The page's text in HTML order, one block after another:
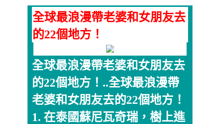
全球最浪漫帶老婆和女朋友去
的22個地方！
全球最浪漫帶老婆和女朋友去
的22個地方！..全球最浪漫帶
老婆和女朋友去的22個地方！
1. 在泰國蘇尼瓦奇瑞，樹上進